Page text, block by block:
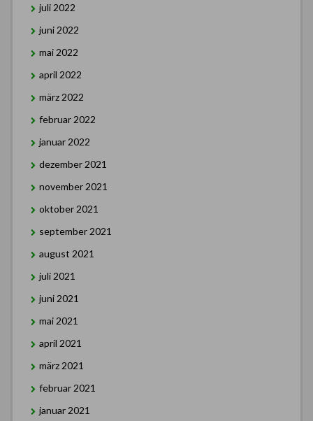
juli 2022
juni 2022
mai 2022
april 2022
märz 2022
februar 2022
januar 2022
dezember 2021
november 2021
oktober 2021
september 2021
august 2021
juli 2021
juni 2021
mai 2021
april 2021
märz 2021
februar 2021
januar 2021